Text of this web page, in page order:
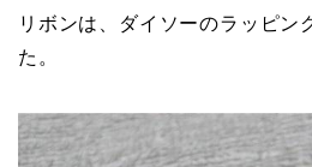
リボンは、ダイソーのラッピン
た。